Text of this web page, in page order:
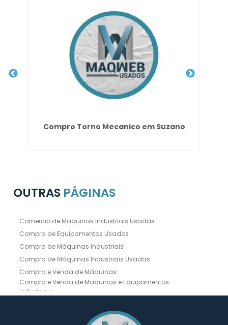
Compro Torno Mecanico em Suzano
OUTRAS PÁGINAS
Comercio de Maquinas Industriais Usadas
Compra de Equipamentos Usados
Compra de Máquinas Industriais
Compra de Máquinas Industriais Usadas
Compra e Venda de Máquinas
Compra e Venda de Maquinas e Equipamentos
Industriais
Compra e Venda de Máquinas Operatrizes